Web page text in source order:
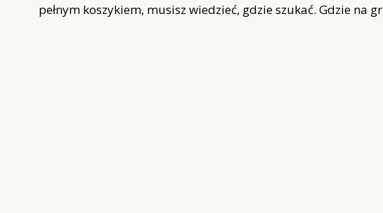
pełnym koszykiem, musisz wiedzieć, gdzie szukać. Gdzie na